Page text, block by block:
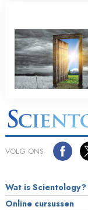
VOLG ONS
Wat is Scientology?
Online cursussen